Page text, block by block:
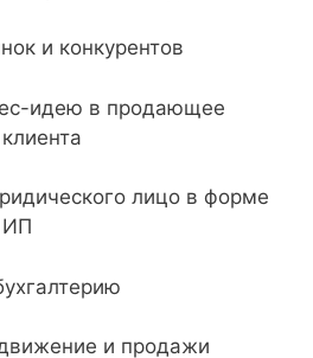
и конкурентов
идею в продающее
лицо в форме
ИП
и продажи